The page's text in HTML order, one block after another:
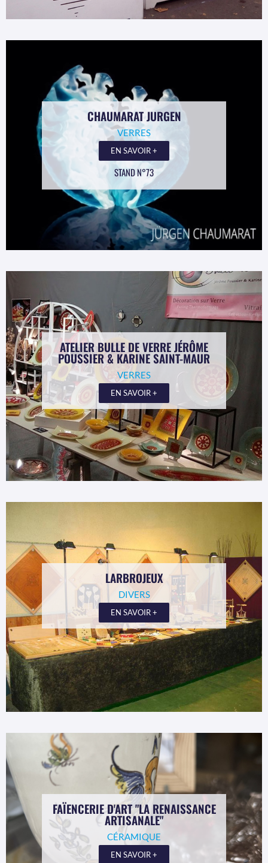
CHAUMARAT JURGEN
VERRES
EN SAVOIR +
STAND N°73
ATELIER BULLE DE VERRE JÉRÔME
POUSSIER & KARINE SAINT-MAUR
VERRES
EN SAVOIR +
LARBROJEUX
DIVERS
EN SAVOIR +
FAÏENCERIE D'ART "LA RENAISSANCE
ARTISANALE"
CÉRAMIQUE
EN SAVOIR +